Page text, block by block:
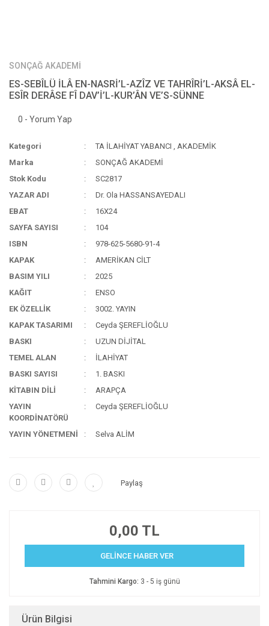
SONÇAĞ AKADEMİ
ES-SEBÎLÜ İLÂ EN-NASRİ’L-AZÎZ VE TAHRÎRİ’L-AKSÂ EL-
ESÎR DERÂSE FÎ DAV’İ’L-KUR’ÂN VE’S-SÜNNE
0 - Yorum Yap
Kategori TA İLAHİYAT YABANCI ,AKADEMİK
Marka
SONÇAĞ AKADEMİ
Stok Kodu
SC2817
YAZAR ADI
Dr. Ola HASSANSAYEDALI
EBAT
16X24
SAYFA SAYISI
104
ISBN
978-625-5680-91-4
KAPAK
AMERİKAN CİLT
BASIM YILI
2025
KAĞIT
ENSO
EK ÖZELLİK
3002. YAYIN
KAPAK TASARIMI
Ceyda ŞEREFLİOĞLU
BASKI
UZUN DİJİTAL
TEMEL ALAN
İLAHİYAT
BASKI SAYISI
1. BASKI
KİTABIN DİLİ
ARAPÇA
YAYIN
KOORDİNATÖRÜ
Ceyda ŞEREFLİOĞLU
YAYIN YÖNETMENİ Selva ALİM
Paylaş
0,00 TL
GELİNCE HABER VER
Tahmini Kargo: 3 - 5 iş günü
Ürün Bilgisi